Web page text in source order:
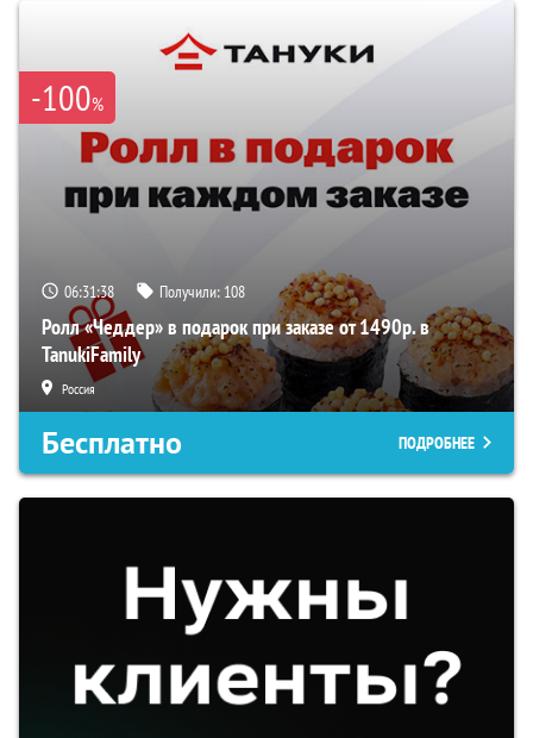
-100%
06:31:37 Получили: 108
Ролл «Чеддер» в подарок при заказе от 1490р. в
TanukiFamily
Россия
Бесплатно ПОДРОБНЕЕ